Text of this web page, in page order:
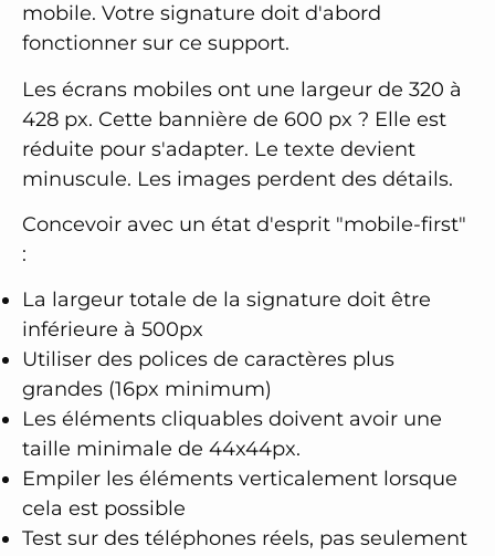
mobile. Votre signature doit d'abord
fonctionner sur ce support.
Les écrans mobiles ont une largeur de 320 à
428 px. Cette bannière de 600 px ? Elle est
réduite pour s'adapter. Le texte devient
minuscule. Les images perdent des détails.
Concevoir avec un état d'esprit "mobile-first"
:
La largeur totale de la signature doit être
inférieure à 500px
Utiliser des polices de caractères plus
grandes (16px minimum)
Les éléments cliquables doivent avoir une
taille minimale de 44x44px.
Empiler les éléments verticalement lorsque
cela est possible
Test sur des téléphones réels, pas seulement